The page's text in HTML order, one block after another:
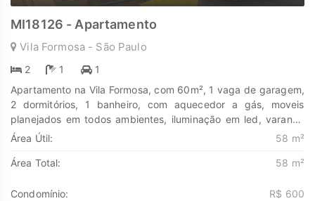
MI18126 - Apartamento
Vila Formosa - São Paulo
2 1
1
Apartamento na Vila Formosa, com 60m², 1 vaga de garagem,
2 dormitórios, 1 banheiro, com aquecedor a gás, moveis
planejados em todos ambientes, iluminação em led, varanda
com área gourmet e churrasqueira. Descubra o poder de
oportunidades. Na Marengo Imóveis cada passo é uma nova
história irá brilhar. www.marengoimoveis.com.br 11-99203-
Área Útil: 58 m²
Área Total: 58 m²
Condomínio: R$ 600